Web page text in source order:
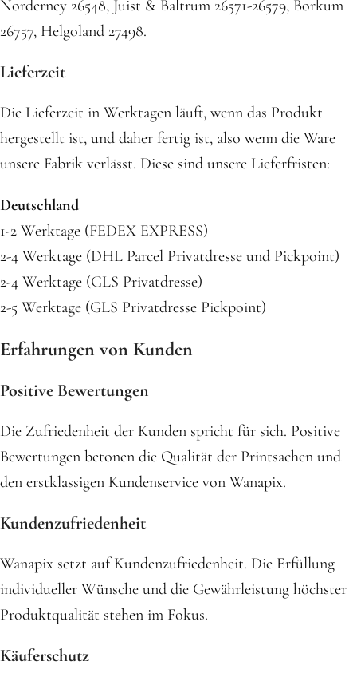
Norderney 26548, Juist & Baltrum 26571-26579, Borkum
26757, Helgoland 27498.
Lieferzeit
Die Lieferzeit in Werktagen läuft, wenn das Produkt
hergestellt ist, und daher fertig ist, also wenn die Ware
unsere Fabrik verlässt. Diese sind unsere Lieferfristen:
Deutschland
1-2 Werktage (FEDEX EXPRESS)
2-4 Werktage (DHL Parcel Privatdresse und Pickpoint)
2-4 Werktage (GLS Privatdresse)
2-5 Werktage (GLS Privatdresse Pickpoint)
Erfahrungen von Kunden
Positive Bewertungen
Die Zufriedenheit der Kunden spricht für sich. Positive
Bewertungen betonen die Qualität der Printsachen und
den erstklassigen Kundenservice von Wanapix.
Kundenzufriedenheit
Wanapix setzt auf Kundenzufriedenheit. Die Erfüllung
individueller Wünsche und die Gewährleistung höchster
Produktqualität stehen im Fokus.
Käuferschutz